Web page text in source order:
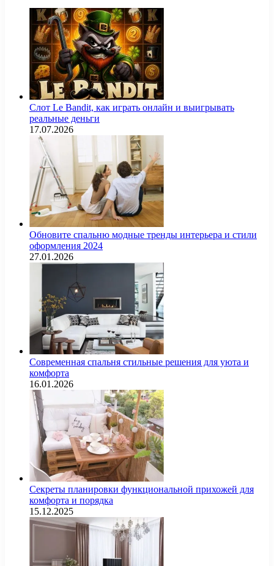
Слот Le Bandit, как играть онлайн и выигрывать
реальные деньги
17.07.2026
Обновите спальню модные тренды интерьера и стили
оформления 2024
27.01.2026
Современная спальня стильные решения для уюта и
комфорта
16.01.2026
Секреты планировки функциональной прихожей для
комфорта и порядка
15.12.2025